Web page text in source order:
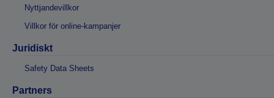
Nyttjandevillkor
Villkor för online-kampanjer
Juridiskt
Safety Data Sheets
Partners